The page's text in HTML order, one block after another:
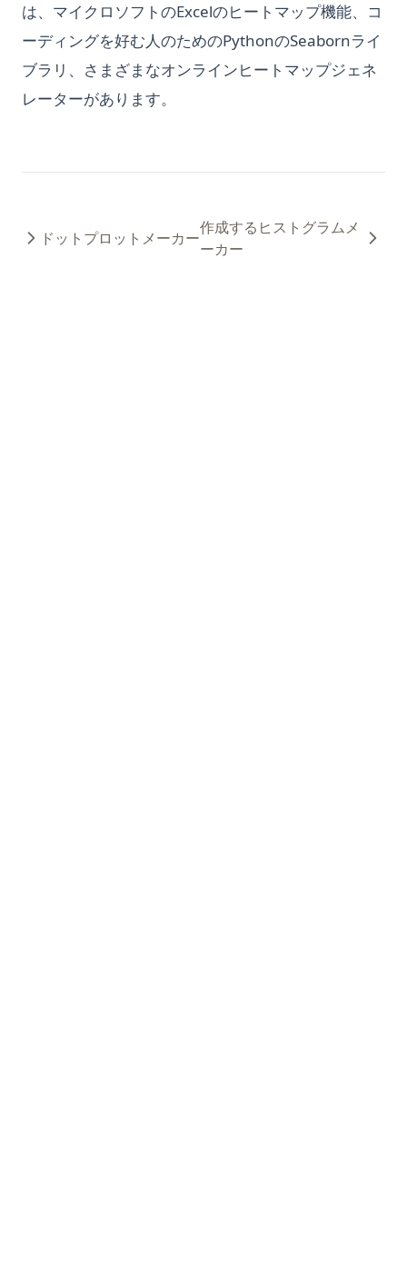
は、マイクロソフトのExcelのヒートマップ機能、コ
ーディングを好む人のためのPythonのSeabornライ
ブラリ、さまざまなオンラインヒートマップジェネ
レーターがあります。
ドットプロットメーカー
作成するヒストグラムメ
ーカー